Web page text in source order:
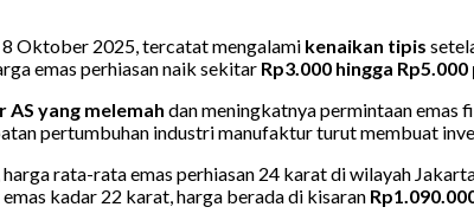
8 Oktober 2025, tercatat mengalami kenaikan tipis
emas perhiasan naik sekitar Rp3.000 hingga
yang melemah dan meningkatnya permintaan emas
pertumbuhan industri manufaktur turut membuat
harga rata-rata emas perhiasan 24 karat di wilayah
kadar 22 karat, harga berada di kisaran